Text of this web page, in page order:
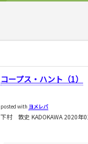
コープス・ハント（1）
posted with ヨメレバ
下村 敦史 KADOKAWA 2020年